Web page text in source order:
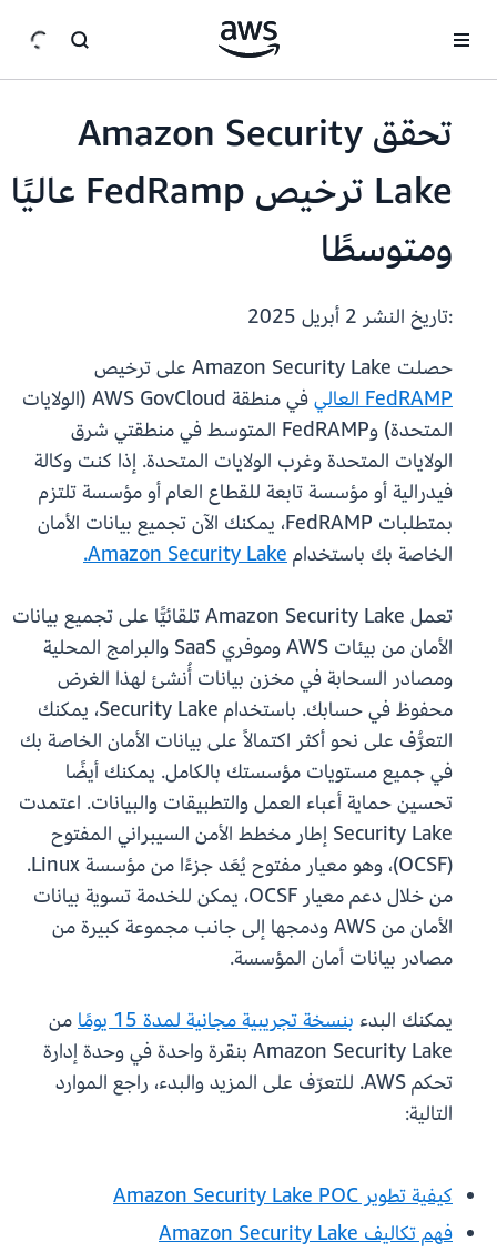
تحقق Amazon Security
Lake ترخيص FedRamp عاليًا
ومتوسطًا
:تاريخ النشر
حصلت Amazon Security Lake على ترخيص
FedRAMP العالي
في منطقة AWS GovCloud (الولايات
المتحدة) وFedRAMP المتوسط في منطقتي شرق
الولايات المتحدة وغرب الولايات المتحدة. إذا كنت وكالة
فيدرالية أو مؤسسة تابعة للقطاع العام أو مؤسسة تلتزم
بمتطلبات FedRAMP، يمكنك الآن تجميع بيانات الأمان
الخاصة بك باستخدامAmazon Security Lake.
تعمل Amazon Security Lake تلقائيًّا على تجميع بيانات
الأمان من بيئات AWS وموفري SaaS والبرامج المحلية
ومصادر السحابة في مخزن بيانات أُنشئ لهذا الغرض
محفوظ في حسابك. باستخدام Security Lake، يمكنك
التعرُّف على نحو أكثر اكتمالاً على بيانات الأمان الخاصة بك
في جميع مستويات مؤسستك بالكامل. يمكنك أيضًا
تحسين حماية أعباء العمل والتطبيقات والبيانات. اعتمدت
Security Lake إطار مخطط الأمن السيبراني المفتوح
(OCSF)، وهو معيار مفتوح يُعَد جزءًا من مؤسسة Linux.
من خلال دعم معيار OCSF، يمكن للخدمة تسوية بيانات
الأمان من AWS ودمجها إلى جانب مجموعة كبيرة من
مصادر بيانات أمان المؤسسة.
يمكنك البدء بنسخة تجريبية مجانية لمدة 15 يومًا
من
Amazon Security Lake بنقرة واحدة في وحدة إدارة
تحكم AWS. للتعرّف على المزيد والبدء، راجع الموارد
التالية:
كيفية تطوير Amazon Security Lake POC
فهم تكاليف Amazon Security Lake